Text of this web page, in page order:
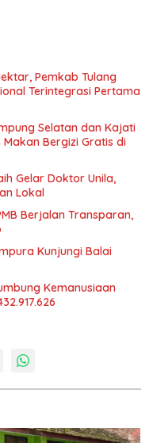
Pemkab Tulang
Terintegrasi Pertama
Selatan dan Kajati
Bergizi Gratis di
Gelar Doktor Unila,
Lokal
Berjalan Transparan,
Kunjungi Balai
Kemanusiaan